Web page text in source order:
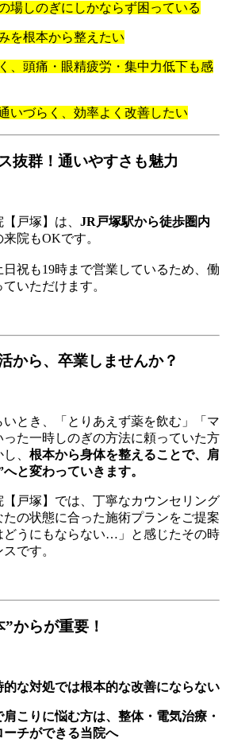
場しのぎにしかならず困っている
を根本から整えたい
、頭痛・眼精疲労・集中力低下も感
いづらく、効率よく改善したい
抜群！通いやすさも魅力
戸塚】は、 JR戸塚駅から徒歩圏内
院もOKです。
祝も19時まで営業しているため、働
いただけます。
から、卒業しませんか？
とき、「とりあえず薬を飲む」「マ
た一時しのぎの方法に頼っていた方
、 根本から身体を整えることで、肩
と変わっていきます。
戸塚】では、丁寧なカウンセリング
の状態に合った施術プランをご提案
どうにもならない…」と感じたその時
です。
からが重要！
な対処では根本的な改善にならない
こりに悩む方は、整体・電気治療・
チができる当院へ